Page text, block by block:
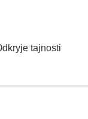
tajnosti